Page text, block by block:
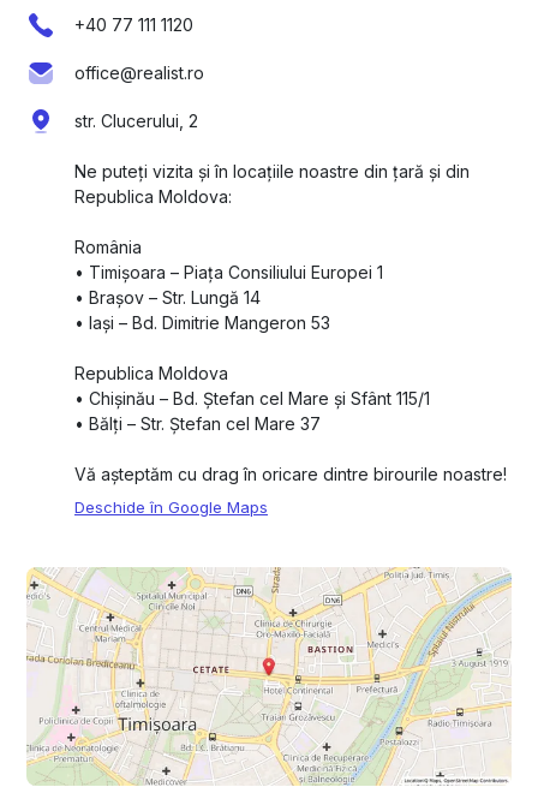
+40 77 111 1120
office@realist.ro
str. Clucerului, 2
Ne puteți vizita și în locațiile noastre din țară și din
Republica Moldova:
România
•⁠ ⁠Timișoara – Piața Consiliului Europei 1
•⁠ ⁠Brașov – Str. Lungă 14
•⁠ ⁠Iași – Bd. Dimitrie Mangeron 53
Republica Moldova
•⁠ ⁠Chișinău – Bd. Ștefan cel Mare și Sfânt 115/1
•⁠ ⁠Bălți – Str. Ștefan cel Mare 37
Vă așteptăm cu drag în oricare dintre birourile noastre!
Deschide în Google Maps